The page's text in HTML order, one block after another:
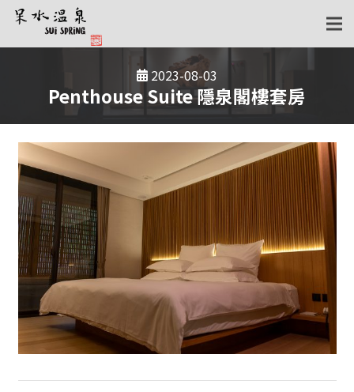
2023-08-03
Penthouse Suite 隱泉閣樓套房